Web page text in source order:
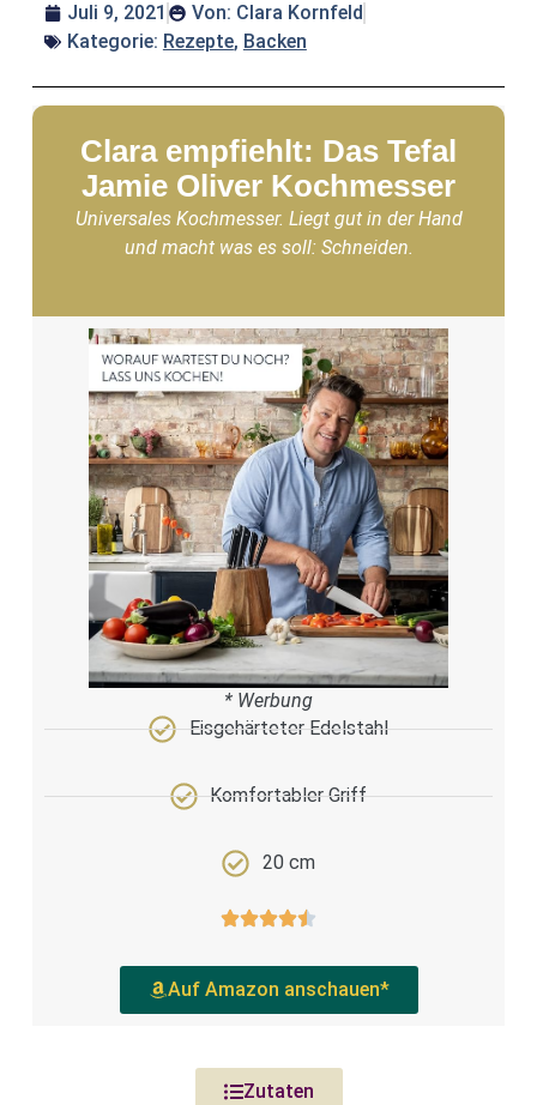
Juli 9, 2021 Von: Clara Kornfeld
Kategorie: Rezepte, Backen
Clara empfiehlt: Das Tefal
Jamie Oliver Kochmesser
Universales Kochmesser. Liegt gut in der Hand
und macht was es soll: Schneiden.
* Werbung
Eisgehärteter Edelstahl
Komfortabler Griff
20 cm
Auf Amazon anschauen*
Zutaten